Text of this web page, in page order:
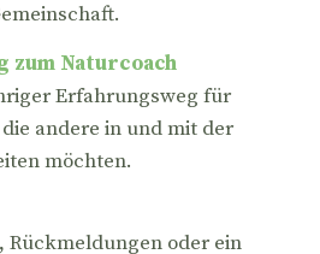
zum Naturcoach
Erfahrungsweg für
andere in und mit der
möchten.
Rückmeldungen oder ein